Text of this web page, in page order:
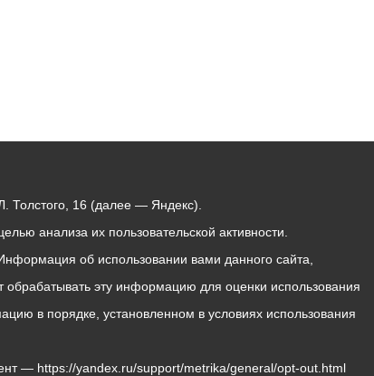
Толстого, 16 (далее — Яндекс).
анализа их пользовательской активности.
об использовании вами данного сайта,
эту информацию для оценки использования
в порядке, установленном в условиях использования
— https://yandex.ru/support/metrika/general/opt-out.html